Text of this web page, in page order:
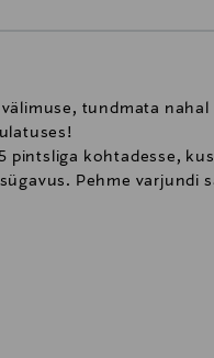
tundmata nahal
pintsliga kohtadesse,
Pehme varjundi